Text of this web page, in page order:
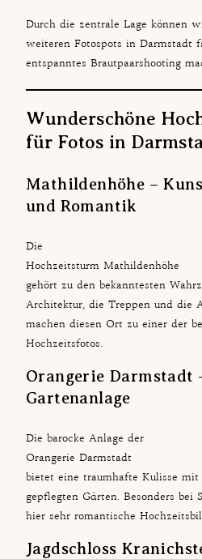
Durch die zentrale Lage können
weiteren Fotospots in Darmstadt
entspanntes Brautpaarshooting
Wunderschöne
für Fotos in
Mathildenhöhe –
und Romantik
Die
Hochzeitsturm Mathildenhöhe
gehört zu den bekanntesten
Architektur, die Treppen und die
machen diesen Ort zu einer der
Hochzeitsfotos.
Orangerie Darmstadt
Gartenanlage
Die barocke Anlage der
Orangerie Darmstadt
bietet eine traumhafte Kulisse
gepflegten Gärten. Besonders bei
hier sehr romantische
Jagdschloss